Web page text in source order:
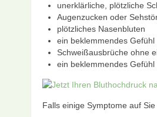
unerklärliche, plötzliche
Augenzucken oder
plötzliches Nasenbluten
ein beklemmendes
Schweißausbrüche ohne
ein beklemmendes Gefühl
Falls einige Symptome auf